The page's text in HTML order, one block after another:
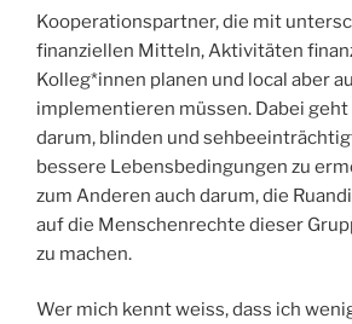
Kooperationspartner, die mit
finanziellen Mitteln, Aktivitäten
Kolleg*innen planen und local aber
implementieren müssen. Dabei geht
darum, blinden und
bessere Lebensbedingungen zu
zum Anderen auch darum, die
auf die Menschenrechte dieser
zu machen.
Wer mich kennt weiss, dass ich